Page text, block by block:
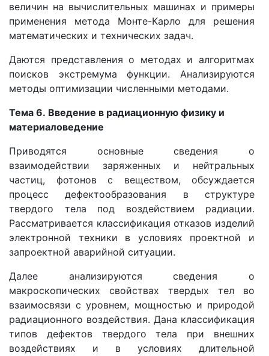
величин на вычислительных машинах и примеры
применения метода Монте-Карло для решения
математических и технических задач.
Даются представления о методах и алгоритмах
поисков экстремума функции. Анализируются
методы оптимизации численными методами.
Тема 6. Введение в радиационную физику и
материаловедение
Приводятся основные сведения о
взаимодействии заряженных и нейтральных
частиц, фотонов с веществом, обсуждается
процесс дефектообразования в структуре
твердого тела под воздействием радиации.
Рассматривается классификация отказов изделий
электронной техники в условиях проектной и
запроектной аварийной ситуации.
Далее анализируются сведения о
макроскопических свойствах твердых тел во
взаимосвязи с уровнем, мощностью и природой
радиационного воздействия. Дана классификация
типов дефектов твердого тела при внешних
воздействиях и в условиях длительной